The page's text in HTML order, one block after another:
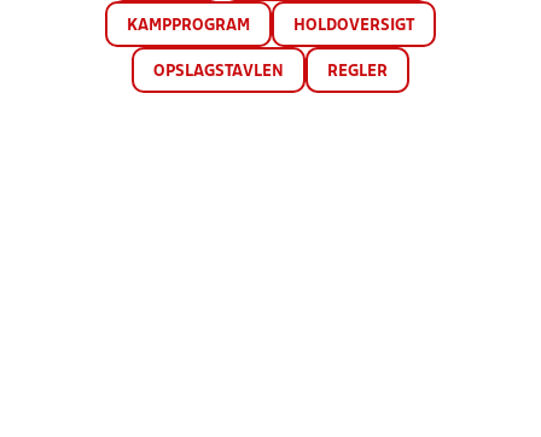
KAMPPROGRAM HOLDOVERSIGT
OPSLAGSTAVLEN REGLER